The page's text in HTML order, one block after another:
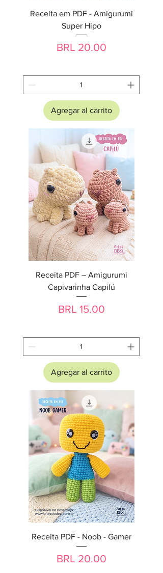
Receita em PDF - Amigurumi
Super Hipo
Precio
BRL 20.00
Agregar al carrito
Receita PDF – Amigurumi
Capivarinha Capilú
Precio
BRL 15.00
Agregar al carrito
Receita PDF - Noob - Gamer
Precio
BRL 20.00